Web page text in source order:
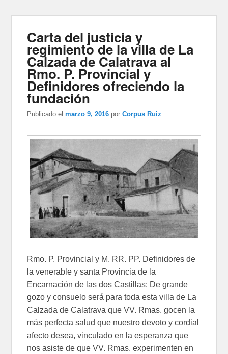
Carta del justicia y
regimiento de la villa de La
Calzada de Calatrava al
Rmo. P. Provincial y
Definidores ofreciendo la
fundación
Publicado el marzo 9, 2016 porCorpus Ruiz
Rmo. P. Provincial y M. RR. PP. Definidores de
la venerable y santa Provincia de la
Encarnación de las dos Castillas: De grande
gozo y consuelo será para toda esta villa de La
Calzada de Calatrava que VV. Rmas. gocen la
más perfecta salud que nuestro devoto y cordial
afecto desea, vinculado en la esperanza que
nos asiste de que VV. Rmas. experimenten en